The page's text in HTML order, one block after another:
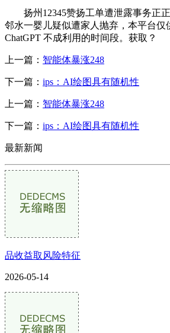
扬州12345赞扬工单遭泄露事务正正
邻水一婴儿疑似遭家人抛弃，本平台仅
ChatGPT 不成利用的时间段。获取？
上一篇： 智能体暴涨248
下一篇： ips：AI绘图具有随机性
上一篇： 智能体暴涨248
下一篇： ips：AI绘图具有随机性
最新新闻
品收益取风险特征
2026-05-14